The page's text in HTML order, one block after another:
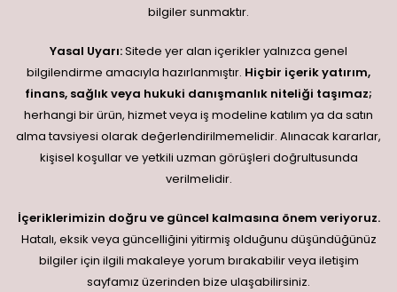
bilgiler sunmaktır.
Yasal Uyarı:Sitede yer alan içerikler yalnızca genel
bilgilendirme amacıyla hazırlanmıştır. Hiçbir içerik yatırım,
finans, sağlık veya hukuki danışmanlık niteliği taşımaz;
herhangi bir ürün, hizmet veya iş modeline katılım ya da satın
alma tavsiyesi olarak değerlendirilmemelidir. Alınacak kararlar,
kişisel koşullar ve yetkili uzman görüşleri doğrultusunda
verilmelidir.
İçeriklerimizin doğru ve güncel kalmasına önem veriyoruz.
Hatalı, eksik veya güncelliğini yitirmiş olduğunu düşündüğünüz
bilgiler için ilgili makaleye yorum bırakabilir veya iletişim
sayfamız üzerinden bize ulaşabilirsiniz.